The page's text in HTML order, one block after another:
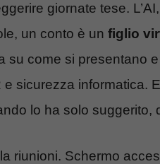
giornate tese.
un conto è un figlio
su come si presentano
sicurezza informatica.
lo ha solo
riunioni. Schermo